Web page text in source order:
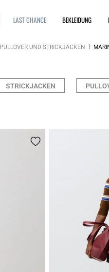
LAST CHANCE BEKLEIDUNG
PULLOVER UND STRICKJACKEN
STRICKJACKEN